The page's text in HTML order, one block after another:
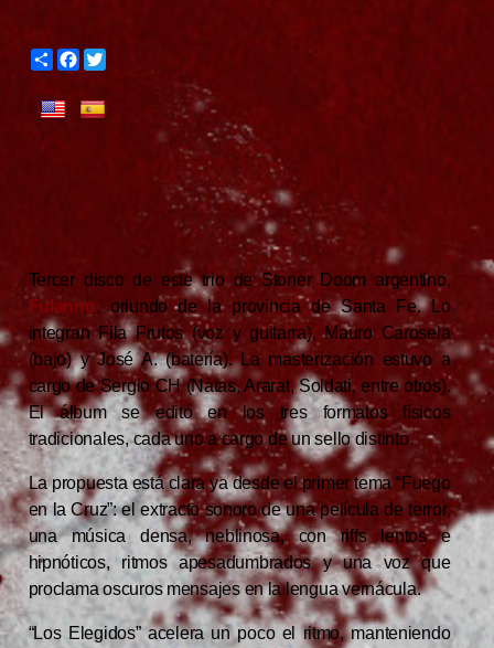
S
h
r
F
a
e
T
w
Tercer disco de este trio de Stoner Doom argentino,
Fulanno, oriundo de la provincia de Santa Fe. Lo
integran Fila Frutos (voz y guitarra), Mauro Carosela
(bajo) y José A. (batería). La masterización estuvo a
cargo de Sergio CH (Natas, Ararat, Soldati, entre otros).
El álbum se editó en los tres formatos físicos
tradicionales, cada uno a cargo de un sello distinto.
La propuesta está clara ya desde el primer tema “Fuego
en la Cruz”: el extracto sonoro de una película de terror,
una música densa, neblinosa, con riffs lentos e
hipnóticos, ritmos apesadumbrados y una voz que
proclama oscuros mensajes en la lengua vernácula.
“Los Elegidos” acelera un poco el ritmo, manteniendo